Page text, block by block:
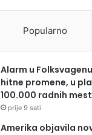
Popularno
Alarm u
hitne promene, u
100.000 radnih
prije 9 sati
Amerika objavila